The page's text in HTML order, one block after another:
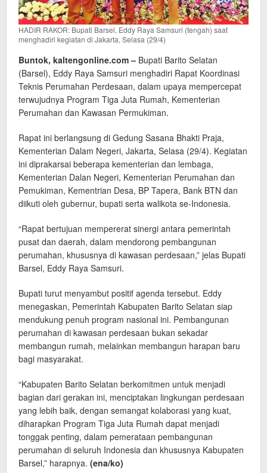
HADIR RAKOR: Bupati Barsel, Eddy Raya Samsuri (tengah) saat
menghadiri kegiatan di Jakarta, Selasa (29/4)
Buntok, kaltengonline.com – Bupati Barito Selatan
(Barsel), Eddy Raya Samsuri menghadiri Rapat Koordinasi
Teknis Perumahan Perdesaan, dalam upaya mempercepat
terwujudnya Program Tiga Juta Rumah, Kementerian
Perumahan dan Kawasan Permukiman.
Rapat ini berlangsung di Gedung Sasana Bhakti Praja,
Kementerian Dalam Negeri, Jakarta, Selasa (29/4). Kegiatan
ini diprakarsai beberapa kementerian dan lembaga,
Kementerian Dalan Negeri, Kementerian Perumahan dan
Pemukiman, Kementrian Desa, BP Tapera, Bank BTN dan
diikuti oleh gubernur, bupati serta walikota se-Indonesia.
“Rapat bertujuan mempererat sinergi antara pemerintah
pusat dan daerah, dalam mendorong pembangunan
perumahan, khususnya di kawasan perdesaan,” jelas Bupati
Barsel, Eddy Raya Samsuri.
Bupati turut menyambut positif agenda tersebut. Eddy
menegaskan, Pemerintah Kabupaten Barito Selatan siap
mendukung penuh program nasional ini. Pembangunan
perumahan di kawasan perdesaan bukan sekadar
membangun rumah, melainkan membangun harapan baru
bagi masyarakat.
“Kabupaten Barito Selatan berkomitmen untuk menjadi
bagian dari gerakan ini, menciptakan lingkungan perdesaan
yang lebih baik, dengan semangat kolaborasi yang kuat,
diharapkan Program Tiga Juta Rumah dapat menjadi
tonggak penting, dalam pemerataan pembangunan
perumahan di seluruh Indonesia dan khususnya Kabupaten
Barsel,” harapnya. (ena/ko)